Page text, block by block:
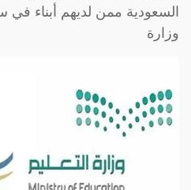
السعودية ممن لديهم أبناء في
وزارة